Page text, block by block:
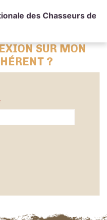
des Chasseurs de
SUR MON
?